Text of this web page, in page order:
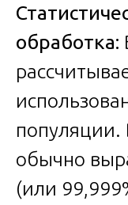
обработка:
популяции.
обычно
(или